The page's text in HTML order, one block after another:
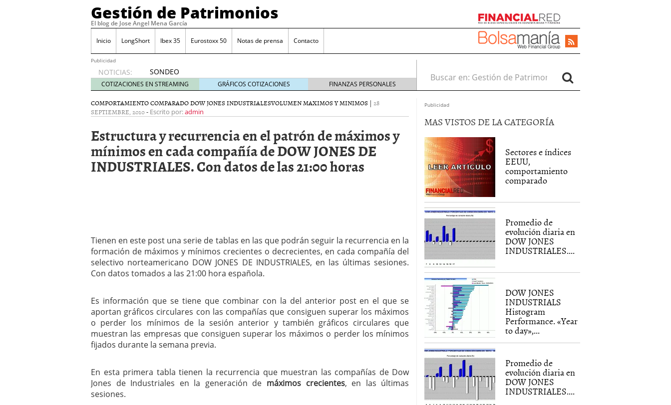
Gestión de Patrimonios
El blog de Jose Angel Mena García
Inicio LongShort Ibex 35 Eurostoxx 50 Notas de prensa Contacto
Publicidad
NOTICIAS:
SONDEO
IBEX35.
ACCESO
A LA
PLANTILLA
TODOS
LOS
VALORES
DE
IBEX35
Catalejo sobre IBEX35. SISM?METROS. Prosiguen a la baja desde el 13/mayo
y a?n tienen recorrido adicional mayo 24, 2013
CATALEJO SOBRE IBEX35. TERMOMETROS. Aún con recorrido a la baja para
alcanzar la zona de sobreventa y entonces si se podría apostar por un
COTIZACIONES EN STREAMING GRÁFICOS COTIZACIONES FINANZAS PERSONALES
Buscar en:
COMPORTAMIENTO COMPARADO DOW JONES INDUSTRIALESVOLUMEN MAXIMOS Y MINIMOS | 28
SEPTIEMBRE, 2010- Escrito por:admin
Estructura y recurrencia en el patrón de máximos y
mínimos en cada compañía de DOW JONES DE
INDUSTRIALES. Con datos de las 21:00 horas
Tienen en este post una serie de tablas en las que podrán seguir la recurrencia en la
formación de máximos y mínimos crecientes o decrecientes, en cada compañía del
selectivo norteamericano DOW JONES DE INDUSTRIALES, en las últimas sesiones.
Con datos tomados a las 21:00 hora española.
Es información que se tiene que combinar con la del anterior post en el que se
aportan gráficos circulares con las compañías que consiguen superar los máximos
o perder los mínimos de la sesión anterior y también gráficos circulares que
muestran las empresas que consiguen superar los máximos o perder los mínimos
fijados durante la semana previa.
En esta primera tabla tienen la recurrencia que muestran las compañías de Dow
Jones de Industriales en la generación de máximos crecientes, en las últimas
sesiones.
Publicidad
MAS VISTOS DE LA CATEGORÍA
Sectores e índices
EEUU,
comportamiento
comparado
Promedio de
evolución diaria en
DOW JONES
INDUSTRIALES....
DOW JONES
INDUSTRIALS
Histogram
Performance. «Year
to day»,...
Promedio de
evolución diaria en
DOW JONES
INDUSTRIALES....